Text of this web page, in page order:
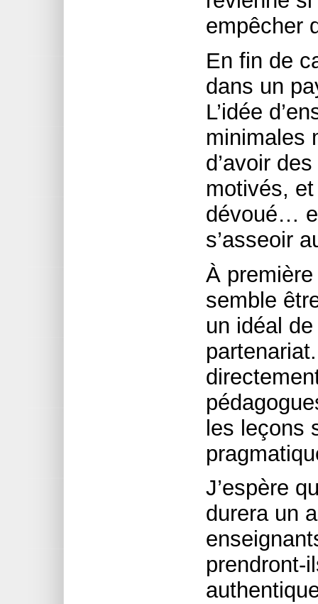
empêcher
En fin de
dans un
L’idée
minimales
d’avoir
motivés,
dévoué…
s’asseoir
À
semble
un idéal
les leçons
J’espère
durera un
prendront-